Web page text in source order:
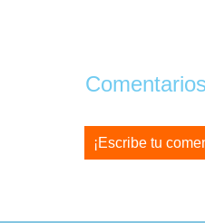
¡Escribe tu